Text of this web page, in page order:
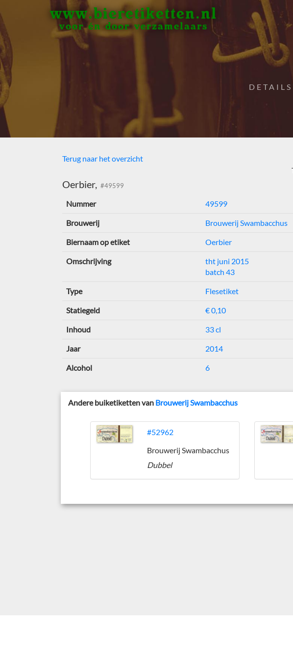
www.bieretiketten.nl
voor én door verzamelaars
Terug naar het overzicht
Oerbier, #49599
Nummer 49599
Brouwerij Brouwerij Swambacchus
Biernaam op etiket Oerbier
Omschrijving
tht juni 2015
batch 43
Type Flesetiket
Statiegeld € 0,10
Inhoud 33 cl
Jaar 2014
Alcohol 6
Andere buiketiketten van Brouwerij Swambacchus
#52962
Brouwerij Swambacchus
Dubbel